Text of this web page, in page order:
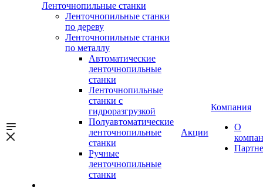
Ленточнопильные станки
Ленточнопильные станки
по дереву
Ленточнопильные станки
по металлу
Автоматические
ленточнопильные
станки
Ленточнопильные
станки с
гидроразгрузкой
Полуавтоматические
ленточнопильные
станки
Ручные
ленточнопильные
станки
Акции
Компания
О